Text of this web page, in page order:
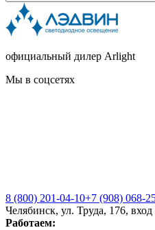
официальный дилер Arlight
Мы в соцсетях
8 (800) 201-04-10+7 (908) 068-
Челябинск, ул. Труда, 176,
Работаем: